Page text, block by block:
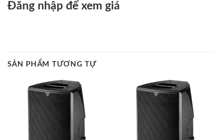
Đăng nhập để xem giá
SẢN PHẨM TƯƠNG TỰ